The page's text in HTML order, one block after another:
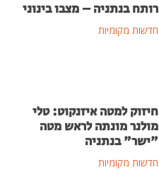
רותח בנתניה – מצבו בינוני
חדשות מקומיות
חיזוק למטה איזנקוט: טלי
מולנר מונתה לראש מטה
"ישר" בנתניה
חדשות מקומיות